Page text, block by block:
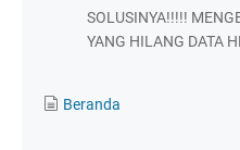
SOLUSINYA!!!!!
YANG HILANG DATA
Beranda